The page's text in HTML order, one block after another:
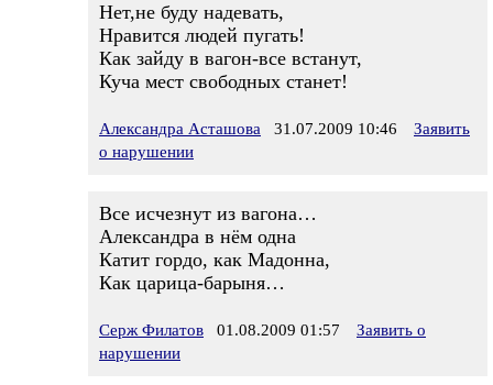
Нет,не буду надевать,
Нравится людей пугать!
Как зайду в вагон-все встанут,
Куча мест свободных станет!
Александра Асташова 31.07.2009 10:46
Заявить
о нарушении
Все исчезнут из вагона…
Александра в нём одна
Катит гордо, как Мадонна,
Как царица-барыня…
Серж Филатов 01.08.2009 01:57
Заявить о
нарушении